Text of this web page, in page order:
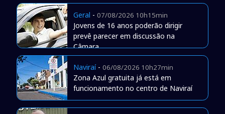
Geral - 07/08/2026 10h15min
Jovens de 16 anos poderão dirigir
prevê parecer em discussão na
Câmara
Naviraí- 06/08/2026 10h27min
Zona Azul gratuita já está em
funcionamento no centro de Naviraí